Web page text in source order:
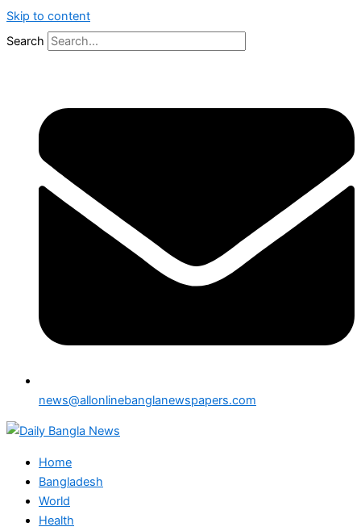
Skip to content
Search
news@allonlinebanglanewspapers.com
Home
Bangladesh
World
Health